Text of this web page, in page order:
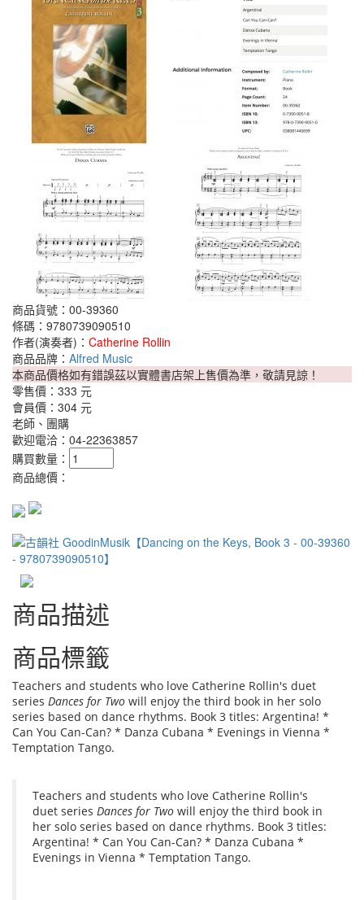
商品貨號：00-39360
條碼：9780739090510
作者(演奏者)： Catherine Rollin
商品品牌： Alfred Music
本商品價格如有錯誤茲以實體書店架上售價為準，敬請見諒！
零售價： 333 元
會員價： 304 元
老師、團購
歡迎電洽：04-22363857
購買數量：
商品總價：
商品描述
商品標籤
Teachers and students who love Catherine Rollin's duet
series Dances for Two will enjoy the third book in her solo
series based on dance rhythms. Book 3 titles: Argentina! *
Can You Can-Can? * Danza Cubana * Evenings in Vienna *
Temptation Tango.
Teachers and students who love Catherine Rollin's
duet series Dances for Two will enjoy the third book in
her solo series based on dance rhythms. Book 3 titles:
Argentina! * Can You Can-Can? * Danza Cubana *
Evenings in Vienna * Temptation Tango.